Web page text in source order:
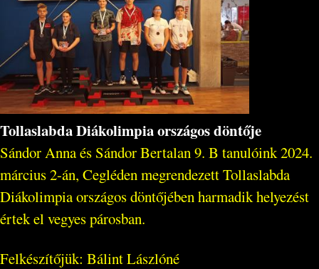
Tollaslabda Diákolimpia országos döntője
Sándor Anna és Sándor Bertalan 9. B tanulóink 2024.
március 2-án, Cegléden megrendezett Tollaslabda
Diákolimpia országos döntőjében harmadik helyezést
értek el vegyes párosban.
Felkészítőjük: Bálint Lászlóné